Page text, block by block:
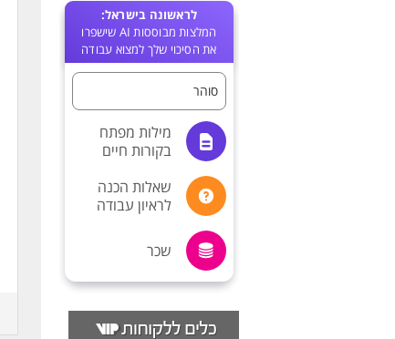
לראשונה בישראל:
המלצות מבוססות AI שישפרו
את הסיכוי שלך למצוא עבודה
סוהר
מילות מפתח
בקורות חיים
שאלות הכנה
לראיון עבודה
שכר